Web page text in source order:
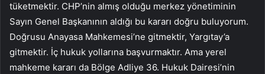
tüketmektir. CHP’nin almış olduğu merkez yönetiminin
Sayın Genel Başkanının aldığı bu kararı doğru buluyorum.
Doğrusu Anayasa Mahkemesi’ne gitmektir, Yargıtay’a
gitmektir. İç hukuk yollarına başvurmaktır. Ama yerel
mahkeme kararı da Bölge Adliye 36. Hukuk Dairesi’nin